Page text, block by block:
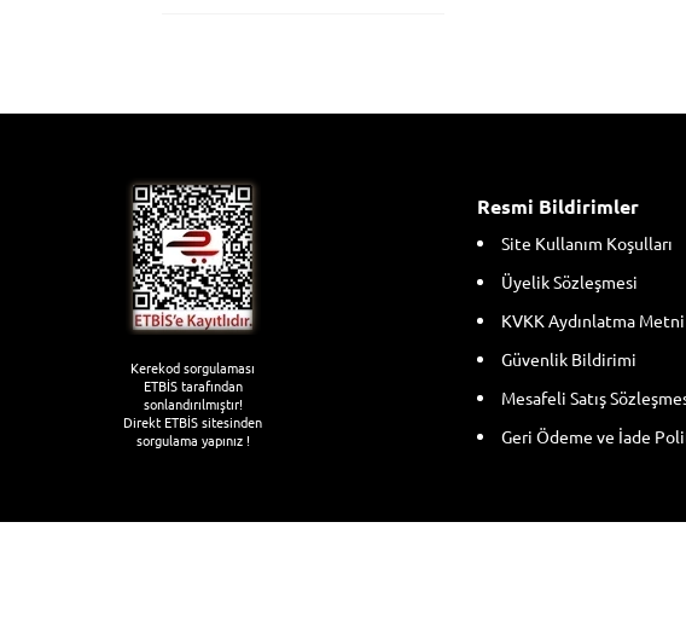
Kerekod sorgulaması
ETBİS tarafından
sonlandırılmıştır!
Direkt ETBİS sitesinden
sorgulama yapınız !
Resmi Bildirimler
Site Kullanım Koşulları
Üyelik Sözleşmesi
KVKK Aydınlatma Metni
Güvenlik Bildirimi
Mesafeli Satış
Geri Ödeme ve İade